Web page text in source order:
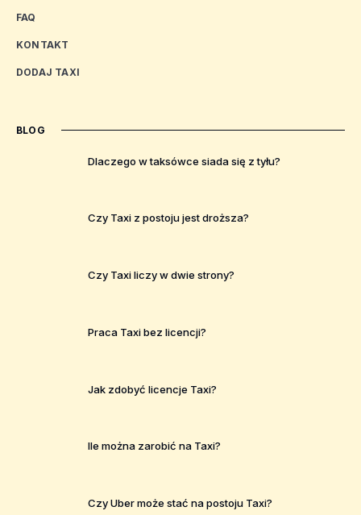
FAQ
KONTAKT
DODAJ TAXI
BLOG
Dlaczego w taksówce siada się z tyłu?
Czy Taxi z postoju jest droższa?
Czy Taxi liczy w dwie strony?
Praca Taxi bez licencji?
Jak zdobyć licencje Taxi?
Ile można zarobić na Taxi?
Czy Uber może stać na postoju Taxi?